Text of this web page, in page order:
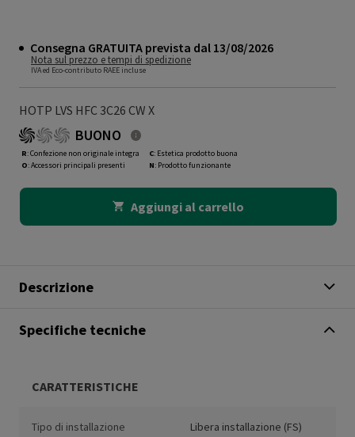
Consegna GRATUITA prevista dal 13/08/2026
Nota sul prezzo e tempi di spedizione
IVA ed Eco-contributo RAEE incluse
HOTP LVS HFC 3C26 CW X
BUONO
R: Confezione non originale integra
O: Accessori principali presenti
C: Estetica prodotto buona
N: Prodotto funzionante
Aggiungi al carrello
Descrizione
Specifiche tecniche
CARATTERISTICHE
Tipo di installazione Libera installazione (FS)